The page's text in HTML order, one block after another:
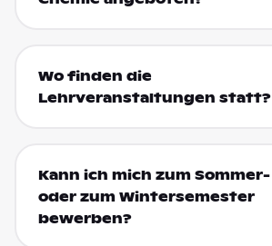
Wo finden die
Lehrveranstaltungen statt?
Kann ich mich zum Sommer-
oder zum Wintersemester
bewerben?